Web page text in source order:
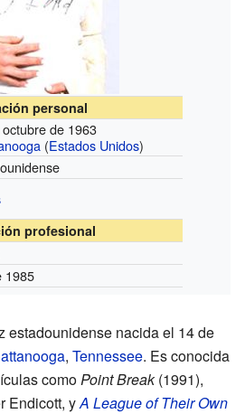
personal
de 1963
(Estados Unidos)
profesional
1985
estadounidense nacida el 14 de
, Tennessee. Es conocida
comoPoint Break(1991),
Endicott, yA League of Their Own